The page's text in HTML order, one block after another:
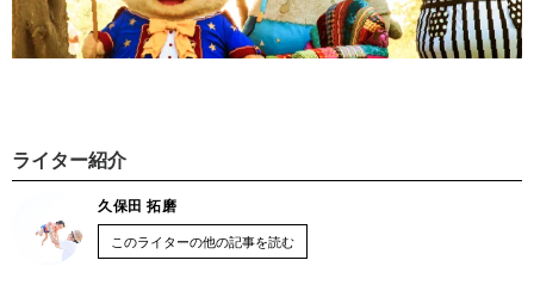
ライター紹介
久保田 拓磨
このライターの他の記事を読む